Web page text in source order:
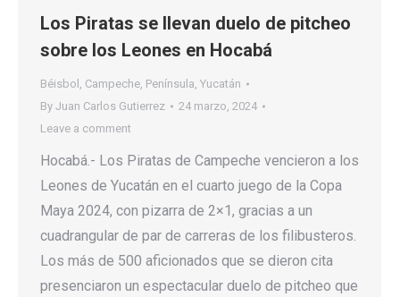
Los Piratas se llevan duelo de pitcheo
sobre los Leones en Hocabá
Béisbol , Campeche, Península, Yucatán
By Juan Carlos Gutierrez
24 marzo, 2024
Leave a comment
Hocabá.- Los Piratas de Campeche vencieron a los
Leones de Yucatán en el cuarto juego de la Copa
Maya 2024, con pizarra de 2×1, gracias a un
cuadrangular de par de carreras de los filibusteros.
Los más de 500 aficionados que se dieron cita
presenciaron un espectacular duelo de pitcheo que